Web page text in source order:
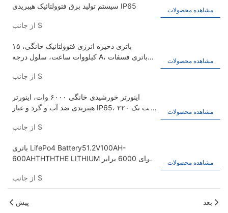
سیستم تولید برق فتوولتائیک هیبریدی IP65
$
مشاهده محصولات
باتری ذخیره انرژی فتوولتائیک خانگی، ۱۵
کیلووات ساعت، سلول درجه A، باتری فسفات
$
مشاهده محصولات
اینورتر خورشیدی خانگی ۶۰۰۰ وات، اینورتر
هیبریدی ضد آب و گرد و غبار IP65، ۲۲۰ ولت تک
$
مشاهده محصولات
باتری LifePo4 Battery51.2V100AH-
600AHTHTHTHE LITHIUM دارای 6000 برابر
باتری لیتیوم یون دارای ظرفیت 30 کیلووات
ساعت است
$
مشاهده محصولات
پیش بعد